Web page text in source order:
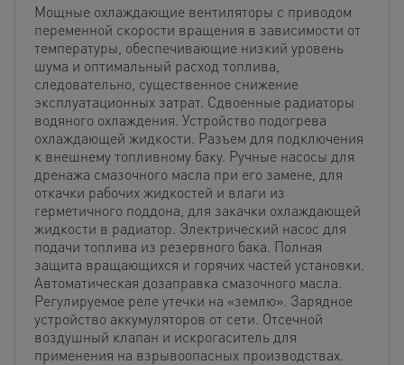
Мощные охлаждающие вентиляторы с приводом
переменной скорости вращения в зависимости от
температуры, обеспечивающие низкий уровень
шума и оптимальный расход топлива,
следовательно, существенное снижение
эксплуатационных затрат. Сдвоенные радиаторы
водяного охлаждения. Устройство подогрева
охлаждающей жидкости. Разъем для подключения
к внешнему топливному баку. Ручные насосы для
дренажа смазочного масла при его замене, для
откачки рабочих жидкостей и влаги из
герметичного поддона, для закачки охлаждающей
жидкости в радиатор. Электрический насос для
подачи топлива из резервного бака. Полная
защита вращающихся и горячих частей установки.
Автоматическая дозаправка смазочного масла.
Регулируемое реле утечки на «землю». Зарядное
устройство аккумуляторов от сети. Отсечной
воздушный клапан и искрогаситель для
применения на взрывоопасных производствах.